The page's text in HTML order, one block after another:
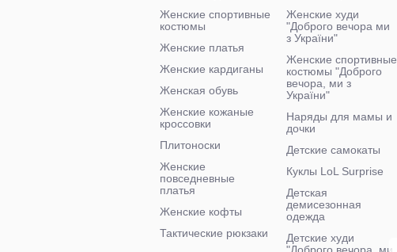
Женские спортивные
костюмы
Женские платья
Женские кардиганы
Женская обувь
Женские кожаные
кроссовки
Плитоноски
Женские
повседневные
платья
Женские кофты
Тактические рюкзаки
Женские худи
"Доброго вечора ми
з України"
Женские спортивные
костюмы "Доброго
вечора, ми з
України"
Наряды для мамы и
дочки
Детские самокаты
Куклы LoL Surprise
Детская
демисезонная
одежда
Детские худи